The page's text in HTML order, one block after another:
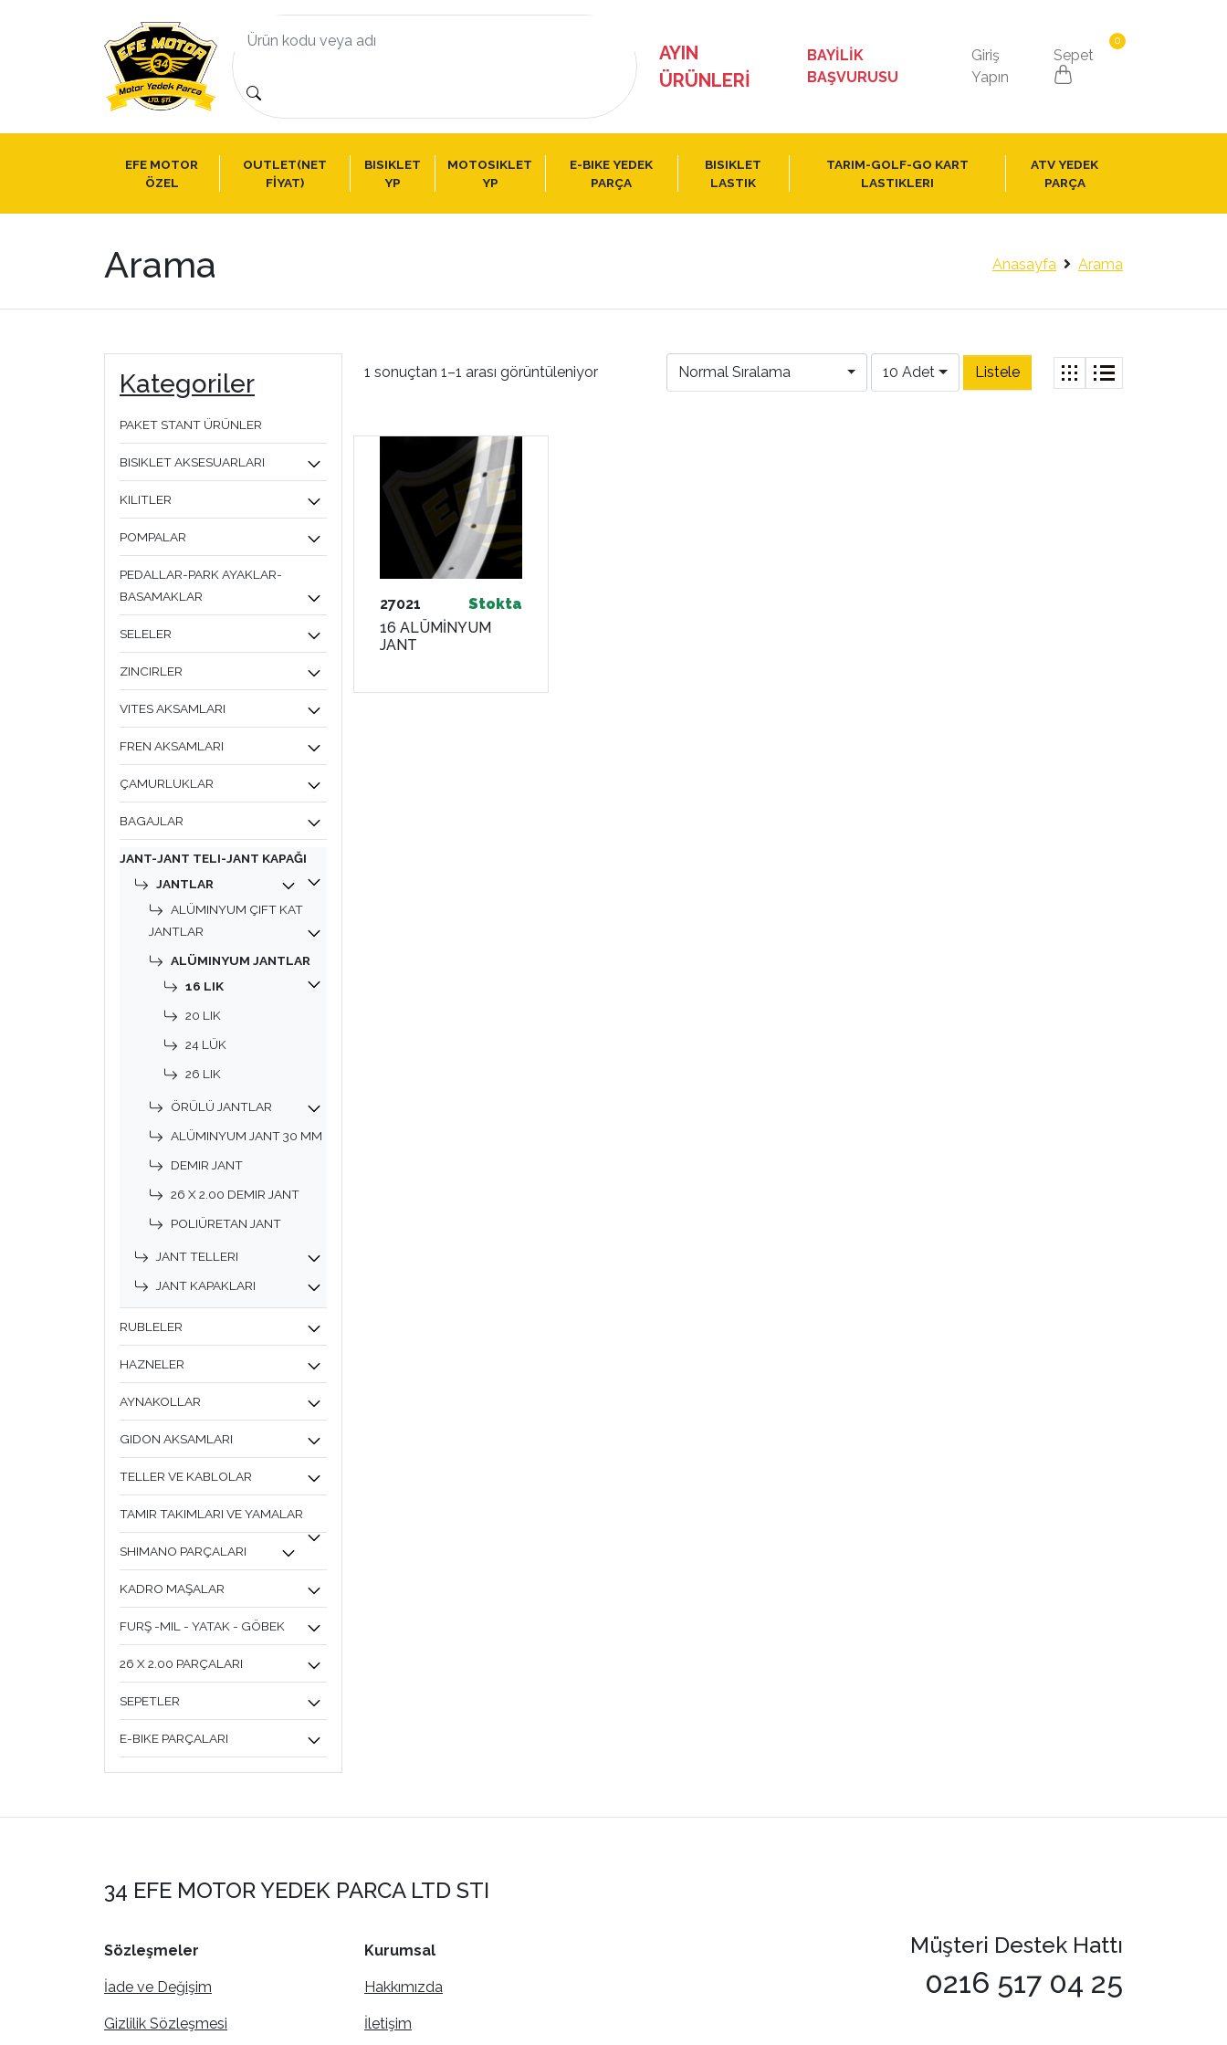
AYIN
ÜRÜNLERI
BAYİLİK
BAŞVURUSU
Giriş
Yapın
Sepet
0
EFE MOTOR
ÖZEL
OUTLET(NET
FİYAT)
BISIKLET
YP
MOTOSIKLET
YP
E-BIKE YEDEK
PARÇA
BISIKLET
LASTIK
TARIM-GOLF-GO KART
LASTIKLERI
ATV YEDEK
PARÇA
Arama Anasayfa Arama
Kategoriler
PAKET STANT ÜRÜNLER
BISIKLET AKSESUARLARI
KILITLER
POMPALAR
PEDALLAR-PARK AYAKLAR-
BASAMAKLAR
SELELER
ZINCIRLER
VITES AKSAMLARI
FREN AKSAMLARI
ÇAMURLUKLAR
BAGAJLAR
JANT-JANT TELI-JANT KAPAĞI
JANTLAR
ALÜMINYUM ÇIFT KAT
JANTLAR
ALÜMINYUM JANTLAR
16 LIK
20 LIK
24 LÜK
26 LIK
ÖRÜLÜ JANTLAR
ALÜMINYUM JANT 30 MM
DEMIR JANT
26 X 2.00 DEMIR JANT
POLIÜRETAN JANT
JANT TELLERI
JANT KAPAKLARI
RUBLELER
HAZNELER
AYNAKOLLAR
GIDON AKSAMLARI
TELLER VE KABLOLAR
TAMIR TAKIMLARI VE YAMALAR
SHIMANO PARÇALARI
KADRO MAŞALAR
FURŞ -MIL - YATAK - GÖBEK
26 X 2.00 PARÇALARI
SEPETLER
E-BIKE PARÇALARI
1 sonuçtan 1–1 arası görüntüleniyor Normal Sıralama 10 Adet
27021
Stokta
16 ALÜMİNYUM
JANT
34 EFE MOTOR YEDEK PARCA LTD STI
Sözleşmeler
İade ve Değişim
Gizlilik Sözleşmesi
Kurumsal
Hakkımızda
İletişim
Müşteri Destek Hattı
0216 517 04 25